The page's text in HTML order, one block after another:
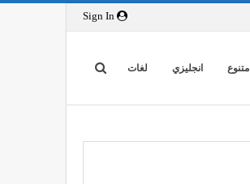
متنوع انجليزي لغات